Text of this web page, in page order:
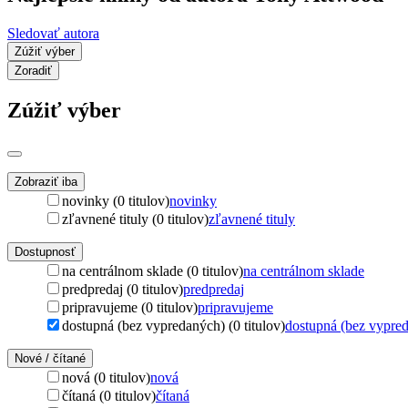
Sledovať autora
Zúžiť výber
Zoradiť
Zúžiť výber
Zobraziť iba
novinky (0 titulov)novinky
zľavnené tituly (0 titulov)zľavnené tituly
Dostupnosť
na centrálnom sklade (0 titulov)na centrálnom sklade
predpredaj (0 titulov)predpredaj
pripravujeme (0 titulov)pripravujeme
dostupná (bez vypredaných) (0 titulov)dostupná (bez
Nové / čítané
nová (0 titulov)nová
čítaná (0 titulov)čítaná